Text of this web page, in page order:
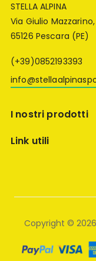
STELLA ALPINA
Via Giulio
65126 Pescara (PE)
(+39)0852193393
I nostri prodotti
Link utili
Copyright © 2026